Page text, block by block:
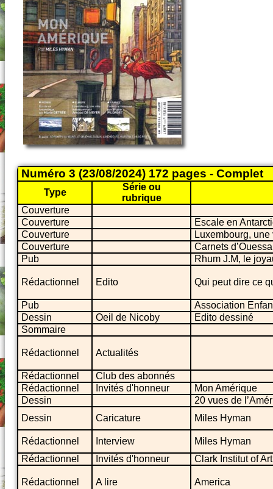
Numéro 3 (23/08/2024) 172 pages - Complet
Type
Série ou
rubrique
Couverture
Couverture
Escale en
Couverture
Luxembourg,
Couverture
Carnets
Pub
Rhum J.M, le
Rédactionnel Edito Qui peut dire ce
Pub
Association
Dessin
Oeil de Nicoby
Edito dessiné
Sommaire
Rédactionnel Actualités
Rédactionnel
Club des abonnés
Rédactionnel
Invités d'honneur
Mon Amérique
Dessin
20 vues de
Dessin
Caricature Miles Hyman
Rédactionnel Interview
Miles Hyman
Rédactionnel
Invités d'honneur Clark Institut of
Rédactionnel A lire America